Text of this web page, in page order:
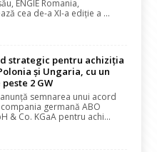
ENGIE Romania,
cea de-a XI-a ediție a ...
strategic pentru achiziția
și Ungaria, cu un
2 GW
semnarea unui acord
germană ABO
& Co. KGaA pentru achi...